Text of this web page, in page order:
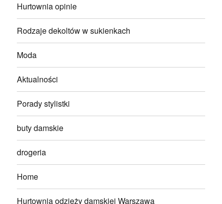
Hurtownia opinie
Rodzaje dekoltów w sukienkach
Moda
Aktualności
Porady stylistki
buty damskie
drogeria
Home
Hurtownia odzieży damskiej Warszawa